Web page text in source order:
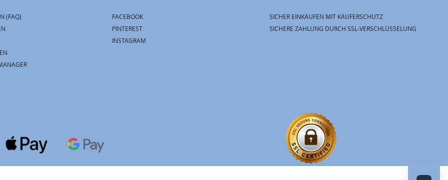
(FAQ)
FACEBOOK
PINTEREST
INSTAGRAM
SICHER EINKAUFEN MIT KÄUFERSCHUTZ
SICHERE ZAHLUNG DURCH SSL-VERSCHLÜSSELUNG